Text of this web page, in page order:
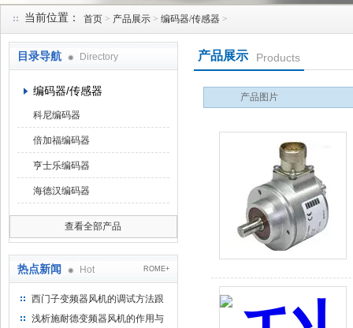
当前位置： 首页 > 产品展示 > 编码器/传感器 >
目录导航 Directory
编码器/传感器
科尼编码器
倍加福编码器
亨士乐编码器
海德汉编码器
查看全部产品
热点新闻 Hot ROME+
西门子变频器风机的调试方法跟
步骤
浅析施耐德变频器风机的作用与
产品展示 Products
产品图片